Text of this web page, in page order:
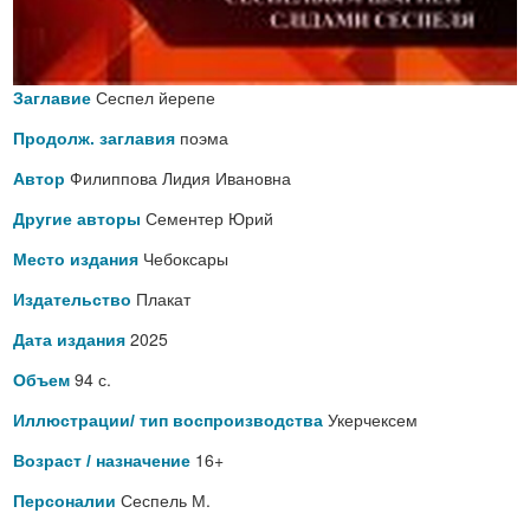
Заглавие Сеспел йерепе
Продолж. заглавия поэма
Автор Филиппова Лидия Ивановна
Другие авторы Сементер Юрий
Место издания Чебоксары
Издательство Плакат
Дата издания 2025
Объем 94 с.
Иллюстрации/ тип воспроизводства Укерчексем
Возраст / назначение 16+
Персоналии Сеспель М.